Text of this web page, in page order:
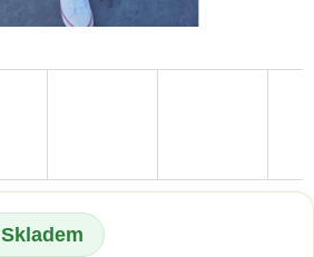
Skladem